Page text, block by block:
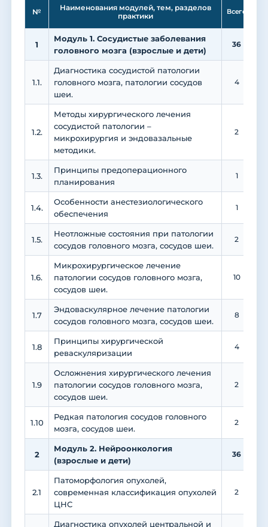
№
Наименования модулей, тем, разделов
практики
Всего
1
Модуль 1. Сосудистые заболевания
головного мозга (взрослые и дети)
36
1.1.
Диагностика сосудистой патологии
головного мозга, патологии сосудов
шеи.
4
1.2.
Методы хирургического лечения
сосудистой патологии –
микрохирургия и эндовазальные
методики.
2
1.3.
Принципы предоперационного
планирования
1
1.4.
Особенности анестезиологического
обеспечения
1
1.5.
Неотложные состояния при патологии
сосудов головного мозга, сосудов шеи.
2
1.6.
Микрохирургическое лечение
патологии сосудов головного мозга,
сосудов шеи.
10
1.7
Эндоваскулярное лечение патологии
сосудов головного мозга, сосудов шеи.
8
1.8
Принципы хирургической
реваскуляризации
4
1.9
Осложнения хирургического лечения
патологии сосудов головного мозга,
сосудов шеи.
2
1.10
Редкая патология сосудов головного
мозга, сосудов шеи.
2
2
Модуль 2. Нейроонкология
(взрослые и дети)
36
2.1
Патоморфология опухолей,
современная классификация опухолей
ЦНС
2
Диагностика опухолей центральной и